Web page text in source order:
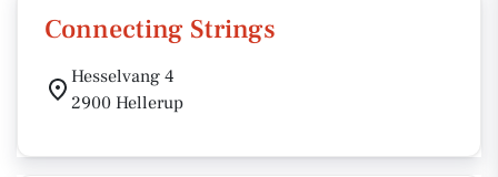
Connecting Strings
Hesselvang 4
2900 Hellerup